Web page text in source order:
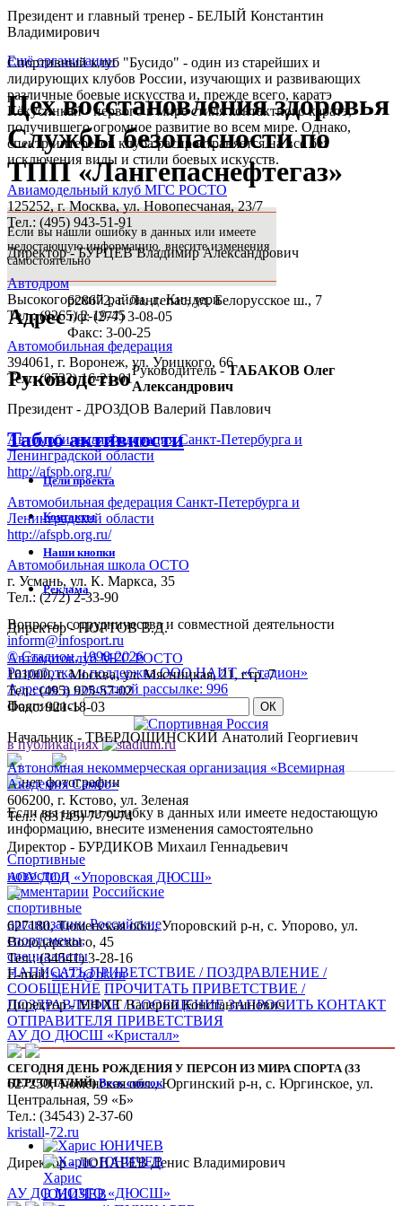
Президент и главный тренер - БЕЛЫЙ Константин
Владимирович
Спортивный клуб "Бусидо" - один из старейших и
лидирующих клубов России, изучающих и развивающих
различные боевые искусства и, прежде всего, каратэ
Кёкусинкай - первого в мире стиля контактного каратэ,
получившего огромное развитие во всем мире. Однако,
спектр интересов клуба распространяется на все без
исключения виды и стили боевых искусств.
Авиамодельный клуб МГС РОСТО
125252, г. Москва, ул. Новопесчаная, 23/7
Тел.: (495) 943-51-91
Директор - БУРЦЕВ Владимир Александрович
Автодром
Высокогорский район, д. Киндери
Тел.: (8265) 2-19-45
Автомобильная федерация
394061, г. Воронеж, ул. Урицкого, 66
Тел.: (0732) 16-21-01
Президент - ДРОЗДОВ Валерий Павлович
Автомобильная Федерация Санкт-Петербурга и
Ленинградской области
http://afspb.org.ru/
Автомобильная федерация Санкт-Петербурга и
Ленинградской области
http://afspb.org.ru/
Автомобильная школа ОСТО
г. Усмань, ул. К. Маркса, 35
Тел.: (272) 2-33-90
Директор - НОРТОВ В.Д.
Автомотоклуб МГС РОСТО
101000, г. Москва, ул. Мясницкая, 21, стр. 7
Тел.: (495) 925-57-02
Факс: 921-18-03
Начальник - ТВЕРДОШИНСКИЙ Анатолий Георгиевич
Автономная некоммерческая организация «Всемирная
Академия Самбо»
606200, г. Кстово, ул. Зеленая
Тел.: (83145) 7-79-74
Директор - БУРДИКОВ Михаил Геннадьевич
АОУ ДОД «Упоровская ДЮСШ»
627180, Тюменская обл., Упоровский р-н, с. Упорово, ул.
Володарского, 45
Тел.: (34541) 3-28-16
E-mail:ski72@bk.ru
Директор - МФХТ Валерий Константинович
АУ ДО ДЮСШ «Кристалл»
627250, Тюменская обл., Юргинский р-н, с. Юргинское, ул.
Центральная, 59 «Б»
Тел.: (34543) 2-37-60
kristall-72.ru
Директор - ЛОПАРЕВ Денис Владимирович
АУ ДО МОЗГО «ДЮСШ»
Ещё организации
Цех восстановления здоровья
Службы безопасности по
ТПП «Лангепаснефтегаз»
Если вы нашли ошибку в данных или имеете
недостающую информацию, внесите изменения
самостоятельно
Адрес
628672, г. Лангепас, ул. Белорусское ш., 7
т/ф: (277) 3-08-05
Факс: 3-00-25
РуководствоРуководитель -ТАБАКОВ Олег
Александрович
Табло активности
Цели проекта
Контакты
Наши кнопки
Реклама
Вопросы сотрудничества и совместной деятельности
inform@infosport.ru
© Стадион, 1998-2026
Разработка и поддержка ООО НАИТ «Стадион»
Адресов в новостной рассылке: 996
Подпишись
в публикациях
Если вы нашли ошибку в данных или имеете недостающую
информацию, внесите изменения самостоятельно
Спортивные
новости и
комментарии Российские
спортивные
организации Российские
спортсмены,
специалисты
НАПИСАТЬ ПРИВЕТСТВИЕ / ПОЗДРАВЛЕНИЕ /
СООБЩЕНИЕ ПРОЧИТАТЬ ПРИВЕТСТВИЕ /
ПОЗДРАВЛЕНИЕ / СООБЩЕНИЕ ЗАПРОСИТЬ КОНТАКТ
ОТПРАВИТЕЛЯ ПРИВЕТСТВИЯ
СЕГОДНЯ ДЕНЬ РОЖДЕНИЯ У ПЕРСОН ИЗ МИРА СПОРТА (33
ПЕРСОНАЛИЙ)Весь список
Харис
ЮНИЧЕВ